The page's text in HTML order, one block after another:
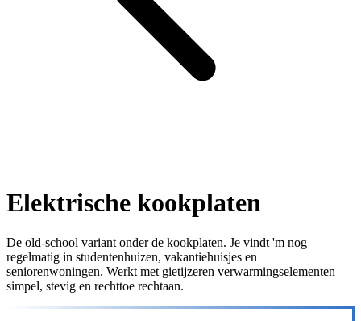
Elektrische kookplaten
De old-school variant onder de kookplaten. Je vindt 'm nog
regelmatig in studentenhuizen, vakantiehuisjes en
seniorenwoningen. Werkt met gietijzeren verwarmingselementen —
simpel, stevig en rechttoe rechtaan.